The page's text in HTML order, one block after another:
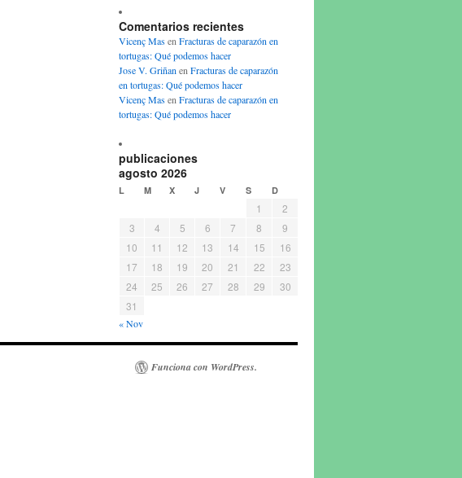
Comentarios recientes
Vicenç Masen Fracturas de caparazón en
tortugas: Qué podemos hacer
Jose V. Griñan en Fracturas de caparazón
en tortugas: Qué podemos hacer
Vicenç Masen Fracturas de caparazón en
tortugas: Qué podemos hacer
publicaciones
agosto 2026
L M X J V S D
1
2
3
4 5 6 7 8
9
10
11 12 13 14 15
16
17
18 19 20 21 22
23
24
25 26 27 28 29
30
31
« Nov
Funciona con WordPress.